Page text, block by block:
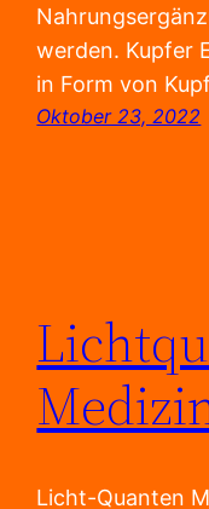
werden. Kupfer
in Form von
Oktober 23, 2022
Licht-Quanten